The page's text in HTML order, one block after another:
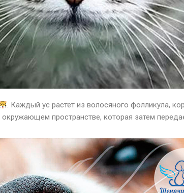
. Каждый ус растет из волосяного фолликула,
пространстве, которая затем